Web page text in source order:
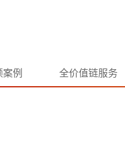
案例 全价值链服务